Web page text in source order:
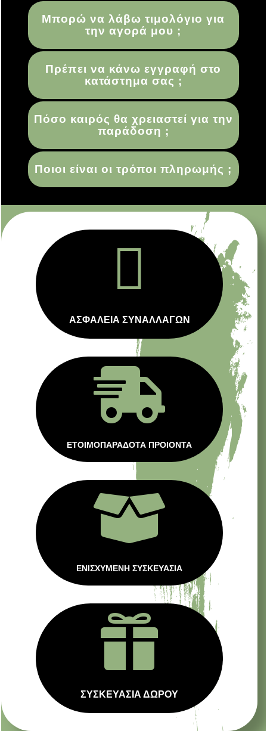
Μπορώ να λάβω τιμολόγιο για
την αγορά μου ;
Πρέπει να κάνω εγγραφή στο
κατάστημα σας ;
Πόσο καιρός θα χρειαστεί για την
παράδοση ;
Ποιοι είναι οι τρόποι πληρωμής ;

ΑΣΦΑΛΕΙΑ ΣΥΝΑΛΛΑΓΩΝ

ΕΤΟΙΜΟΠΑΡΑΔΟΤΑ ΠΡΟΙΟΝΤΑ

ΕΝΙΣΧΥΜΕΝΗ ΣΥΣΚΕΥΑΣΙΑ

ΣΥΣΚΕΥΑΣΙΑ ΔΩΡΟΥ